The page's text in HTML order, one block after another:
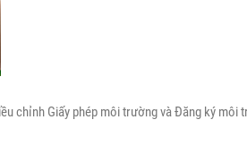
chỉnh Giấy phép môi trường và Đăng ký môi